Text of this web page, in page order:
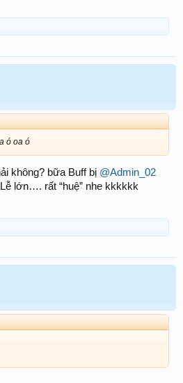
ó oa ó
không? bữa Buff bị @Admin_02
lớn…. rất “huệ” nhe kkkkkk